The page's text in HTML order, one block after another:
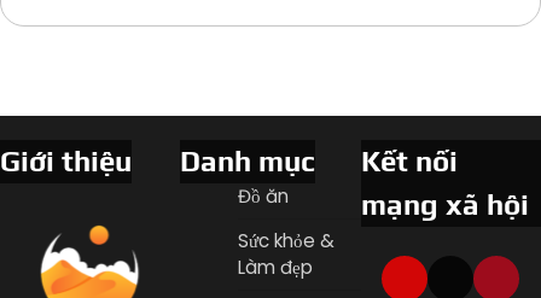
Giới thiệu Danh mục
Đồ ăn
Sức khỏe &
Làm đẹp
Kết nối
mạng xã hội